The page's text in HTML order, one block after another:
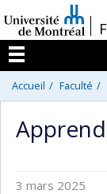
au
contenu
/
Menu
Accueil Faculté
3 mars 2025